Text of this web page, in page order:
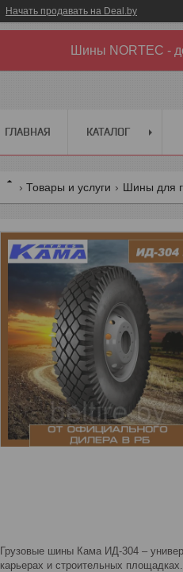
Начать продавать на Deal.by
Шины NORTEC -
ГЛАВНАЯ КАТАЛОГ
Товары и услуги Шины для
Грузовые шины Кама ИД-304 –
карьерах и строительных площадках.